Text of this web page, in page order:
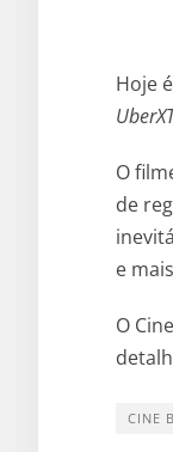
Hoje
O
de
e
O
CINE